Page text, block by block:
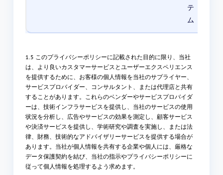
テ
ム
1.5 このプライバシーポリシーに記載された目的に限り、当社
は、より良いカスタマーサービスとユーザーエクスペリエンス
を提供するために、お客様の個人情報を当社のサプライヤー、
サービスプロバイダー、コンサルタント、または代理店と共有
することがあります。これらのベンダーやサービスプロバイダ
ーは、技術インフラサービスを提供し、当社のサービスの使用
状況を分析し、広告やサービスの効果を測定し、顧客サービス
や決済サービスを提供し、学術研究や調査を実施し、または法
律、財務、技術的なアドバイザリーサービスを提供する場合が
あります。当社が個人情報を共有する企業や個人には、厳格な
データ保護契約を結び、当社の指示やプライバシーポリシーに
従って個人情報を処理するよう求めます。